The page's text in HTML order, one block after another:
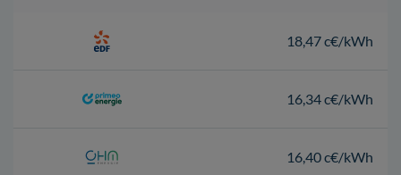
18,47 c€/kWh
16,34 c€/kWh
16,40 c€/kWh